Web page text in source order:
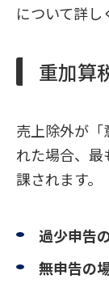
について詳し
重加算
売上除外が
れた場合、最
課されます。
過少申告
無申告の